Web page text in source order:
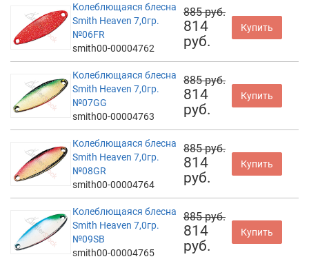
Колеблющаяся блесна
Smith Heaven 7,0гр.
№06FR
smith00-00004762
885 руб.
814
руб.
Купить
Колеблющаяся блесна
Smith Heaven 7,0гр.
№07GG
smith00-00004763
885 руб.
814
руб.
Купить
Колеблющаяся блесна
Smith Heaven 7,0гр.
№08GR
smith00-00004764
885 руб.
814
руб.
Купить
Колеблющаяся блесна
Smith Heaven 7,0гр.
№09SB
smith00-00004765
885 руб.
814
руб.
Купить